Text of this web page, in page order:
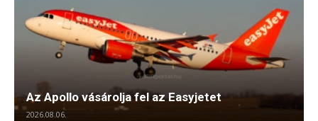
Az Apollo vásárolja fel az Easyjetet
2026.08.06.